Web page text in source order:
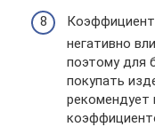
негативно
поэтому для
покупать
рекомендует